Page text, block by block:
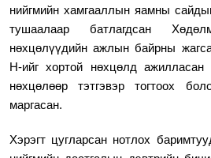
нийгмийн хамгааллын яамны
тушаалаар батлагдсан
нөхцөлүүдийн ажлын байрны
Н-ийг хортой нөхцөлд ажилласан
нөхцөлөөр тэтгэвэр тогтоох
маргасан.
Хэрэгт цугларсан нотлох